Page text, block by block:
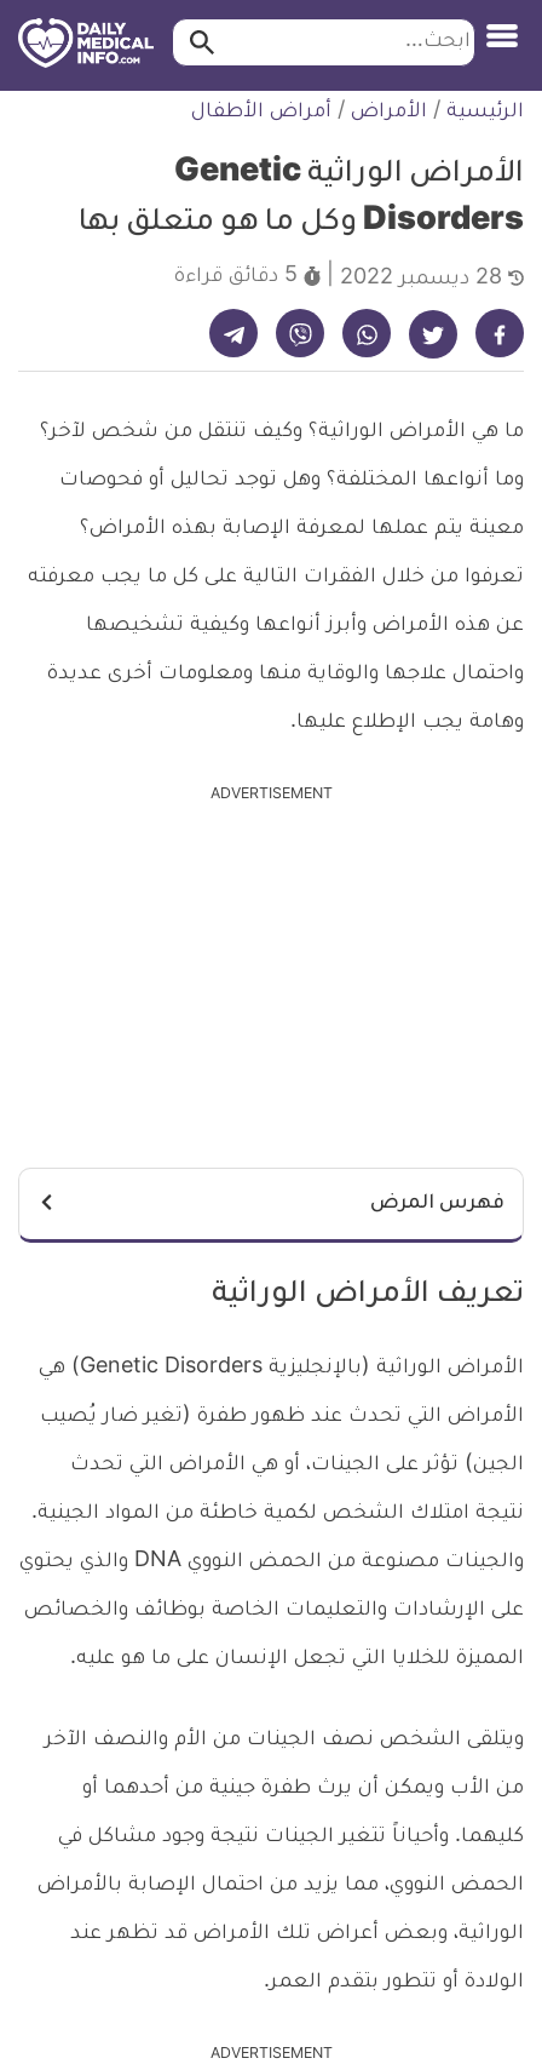
التخطي
للمحتوى
ابحث ابحث…
الرئيسية / الأمراض / أمراض الأطفال
الأمراض الوراثية Genetic
Disorders وكل ما هو متعلق بها
5 دقائق قراءة
شارك على فيسبوك - ديلي ميديكال انفو شارك على تويتر - ديلي ميديكال انفو شارك على واتساب - ديلي ميديكال انفو شارك على فايبر - ديلي ميديكال انفو شارك على تيليجرام - ديلي ميديكال انفو
ما هي الأمراض الوراثية؟ وكيف تنتقل من شخص لآخر؟
وما أنواعها المختلفة؟ وهل توجد تحاليل أو فحوصات
معينة يتم عملها لمعرفة الإصابة بهذه الأمراض؟
تعرفوا من خلال الفقرات التالية على كل ما يجب معرفته
عن هذه الأمراض وأبرز أنواعها وكيفية تشخيصها
واحتمال علاجها والوقاية منها ومعلومات أخرى عديدة
وهامة يجب الإطلاع عليها.
ADVERTISEMENT
فهرس المرض
تعريف الأمراض الوراثية
الأمراض الوراثية (بالإنجليزية Genetic Disorders) هي
الأمراض التي تحدث عند ظهور طفرة (تغير ضار يُصيب
الجين) تؤثر على الجينات، أو هي الأمراض التي تحدث
نتيجة امتلاك الشخص لكمية خاطئة من المواد الجينية.
والجينات مصنوعة من الحمض النووي DNA والذي يحتوي
على الإرشادات والتعليمات الخاصة بوظائف والخصائص
المميزة للخلايا التي تجعل الإنسان على ما هو عليه.
ويتلقى الشخص نصف الجينات من الأم والنصف الآخر
من الأب ويمكن أن يرث طفرة جينية من أحدهما أو
كليهما. وأحياناً تتغير الجينات نتيجة وجود مشاكل في
الحمض النووي، مما يزيد من احتمال الإصابة بالأمراض
الوراثية، وبعض أعراض تلك الأمراض قد تظهر عند
الولادة أو تتطور بتقدم العمر.
ADVERTISEMENT